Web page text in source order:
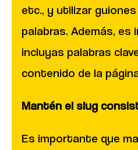
etc., y utilizar
palabras. Además,
incluyas palabras
contenido de la
Mantén el slug
Es importante que